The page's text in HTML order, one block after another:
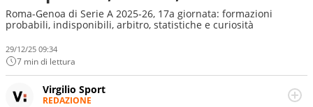
Roma-Genoa di Serie A 2025-26, 17a giornata: formazioni
probabili, indisponibili, arbitro, statistiche e curiosità
29/12/25 09:34
7 min di lettura
Virgilio Sport
REDAZIONE